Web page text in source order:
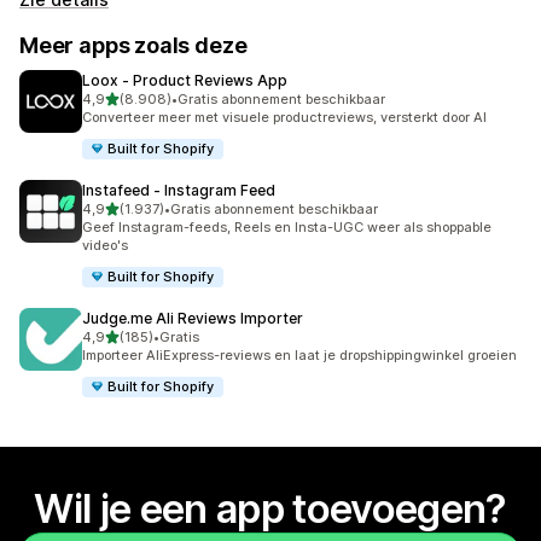
Meer apps zoals deze
Loox ‑ Product Reviews App
4,9van 5 sterren
(8.908)
8908 recensies in totaal
•Gratis abonnement beschikbaar
Converteer meer met visuele productreviews, versterkt door AI
Built for Shopify
Instafeed ‑ Instagram Feed
4,9van 5 sterren
(1.937)
1937 recensies in totaal
•Gratis abonnement beschikbaar
Geef Instagram-feeds, Reels en Insta-UGC weer als shoppable
video's
Built for Shopify
Judge.me Ali Reviews Importer
4,9van 5 sterren
(185)
185 recensies in totaal
•Gratis
Importeer AliExpress-reviews en laat je dropshippingwinkel groeien
Built for Shopify
Wil je een app toevoegen?